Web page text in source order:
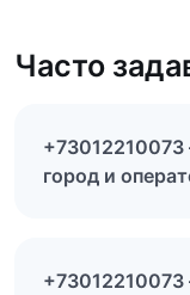
Часто
+73012210073
город и
+73012210073